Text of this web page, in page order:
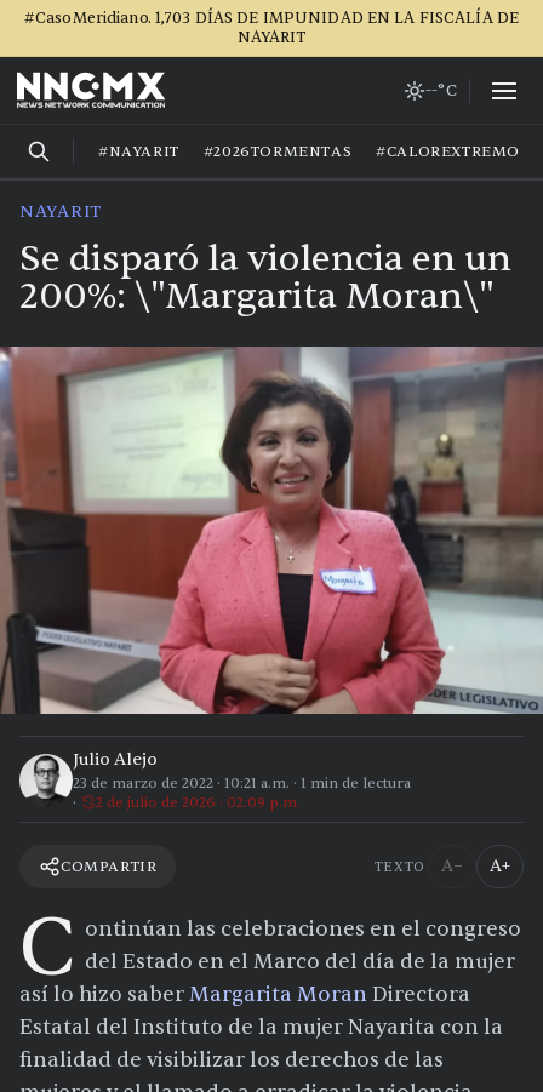
#CasoMeridiano. 1,703 DÍAS DE IMPUNIDAD EN LA FISCALÍA DE
NAYARIT
--°C
#NAYARIT #2026TORMENTAS #CALOREXTREMO
NAYARIT
Se disparó la violencia en un
200%: \"Margarita Moran\"
Julio Alejo
23 de marzo de 2022 · 10:21 a.m. · 1 min de lectura
2 de julio de 2026 · 02:09 p.m.
COMPARTIR TEXTO A− A+
C ontinúan las celebraciones en el congreso
del Estado en el Marco del día de la mujer
así lo hizo saberMargarita MoranDirectora
Estatal del Instituto de la mujer Nayarita con la
finalidad de visibilizar los derechos de las